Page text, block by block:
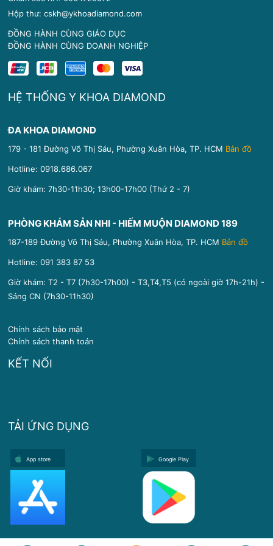
Hộp thư: cskh@ykhoadiamond.com
ĐỒNG HÀNH CÙNG GIÁO DỤC
ĐỒNG HÀNH CÙNG DOANH NGHIỆP
HỆ THỐNG Y KHOA DIAMOND
ĐA KHOA DIAMOND
179 - 181 Đường Võ Thị Sáu, Phường Xuân Hòa, TP. HCM Bản đồ
Hotline:0918.686.067
Giờ khám: 7h30-11h30; 13h00-17h00 (Thứ 2 - 7)
PHÒNG KHÁM SẢN NHI - HIẾM MUỘN DIAMOND 189
187-189 Đường Võ Thị Sáu, Phường Xuân Hòa, TP. HCM Bản đồ
Hotline:091 383 87 53
Giờ khám: T2 - T7 (7h30-17h00) - T3,T4,T5 (có ngoài giờ 17h-21h) -
Sáng CN (7h30-11h30)
Chính sách bảo mật
Chính sách thanh toán
KẾT NỐI
TẢI ỨNG DỤNG
App store Google Play